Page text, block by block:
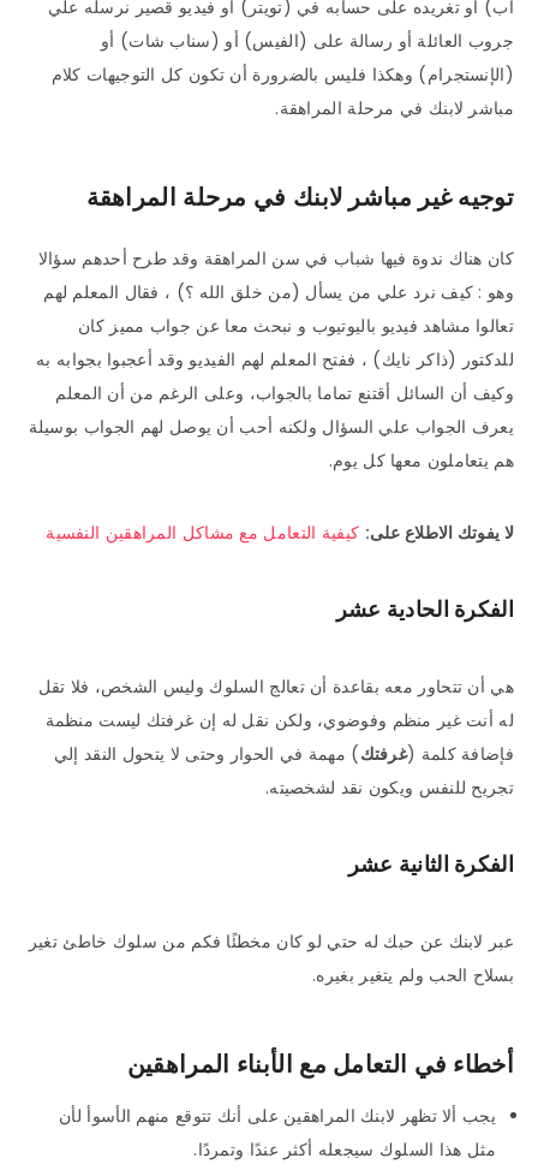
آب) أو تغريده على حسابه في (تويتر) أو فيديو قصير نرسله علي
جروب العائلة أو رسالة على (الفيس) أو (سناب شات) أو
(الإنستجرام) وهكذا فليس بالضرورة أن تكون كل التوجيهات كلام
مباشر لابنك في مرحلة المراهقة.
توجيه غير مباشر لابنك في مرحلة المراهقة
كان هناك ندوة فيها شباب في سن المراهقة وقد طرح أحدهم سؤالا
وهو : كيف نرد علي من يسأل (من خلق الله ؟) ، فقال المعلم لهم
تعالوا مشاهد فيديو باليوتيوب و نبحث معا عن جواب مميز كان
للدكتور (ذاكر نايك) ، ففتح المعلم لهم الفيديو وقد أعجبوا بجوابه به
وكيف أن السائل أقتنع تماما بالجواب، وعلى الرغم من أن المعلم
يعرف الجواب علي السؤال ولكنه أحب أن يوصل لهم الجواب بوسيلة
هم يتعاملون معها كل يوم.
لا يفوتك الاطلاع على: كيفية التعامل مع مشاكل المراهقين النفسية
الفكرة الحادية عشر
هي أن تتحاور معه بقاعدة أن تعالج السلوك وليس الشخص، فلا تقل
له أنت غير منظم وفوضوي، ولكن نقل له إن غرفتك ليست منظمة
فإضافة كلمة (غرفتك) مهمة في الحوار وحتى لا يتحول النقد إلي
تجريح للنفس ويكون نقد لشخصيته.
الفكرة الثانية عشر
عبر لابنك عن حبك له حتي لو كان مخطئًا فكم من سلوك خاطئ تغير
بسلاح الحب ولم يتغير بغيره.
أخطاء في التعامل مع الأبناء المراهقين
يجب ألا تظهر لابنك المراهقين على أنك تتوقع منهم الأسوأ لأن
مثل هذا السلوك سيجعله أكثر عندًا وتمردًا.